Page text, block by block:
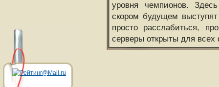
уровня чемпионов.
скором будущем
просто расслабиться,
серверы открыты для всех